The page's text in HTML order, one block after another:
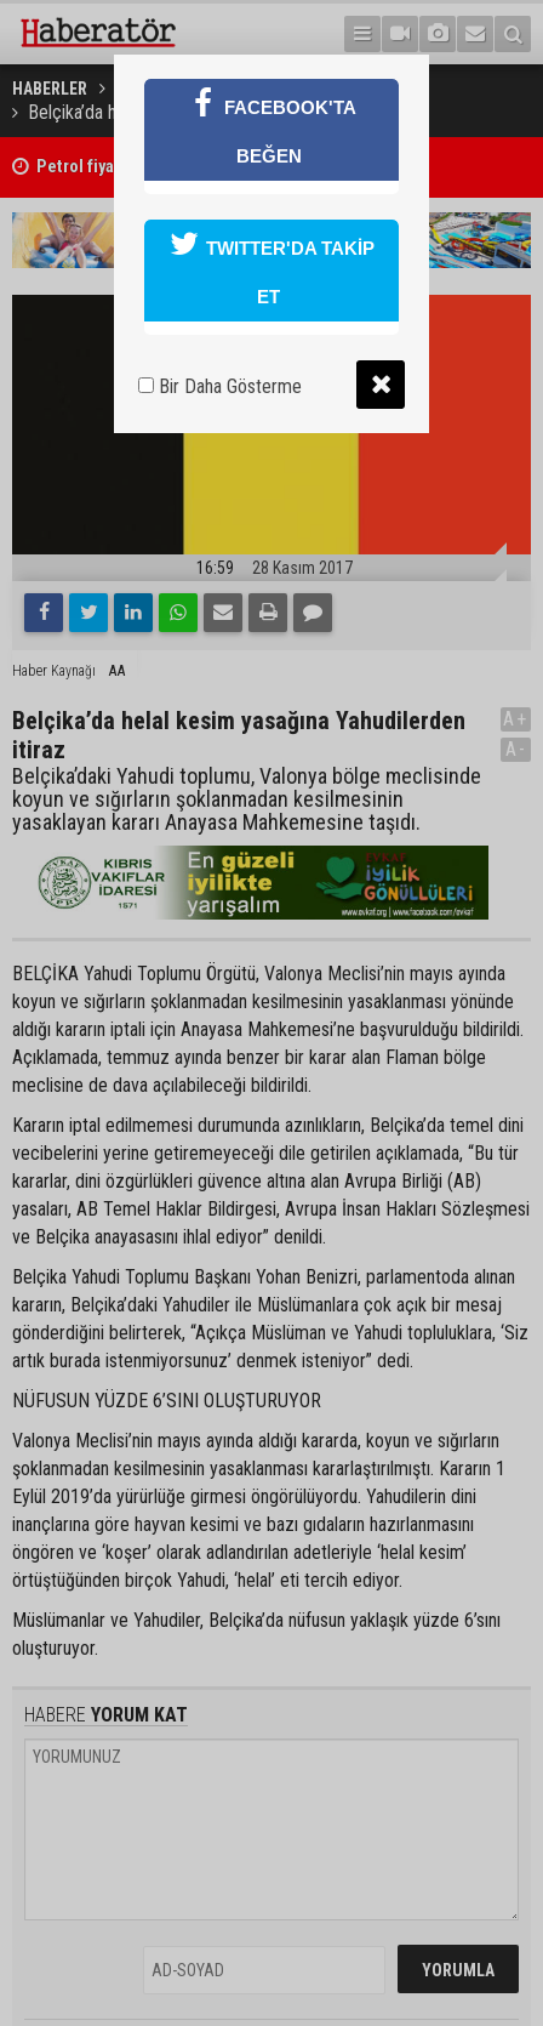
HABERLER DÜNYA
Belçika’da helal kesim yasağına Yahudilerden itiraz
Petrol fiyatları yüseldi
16:59 28 Kasım 2017
Haber Kaynağı AA
Belçika’da helal kesim yasağına Yahudilerden
itiraz
Belçika’daki Yahudi toplumu, Valonya bölge meclisinde
koyun ve sığırların şoklanmadan kesilmesinin
yasaklayan kararı Anayasa Mahkemesine taşıdı.
A+
A-
BELÇİKA Yahudi Toplumu Örgütü, Valonya Meclisi’nin mayıs ayında
koyun ve sığırların şoklanmadan kesilmesinin yasaklanması yönünde
aldığı kararın iptali için Anayasa Mahkemesi’ne başvurulduğu bildirildi.
Açıklamada, temmuz ayında benzer bir karar alan Flaman bölge
meclisine de dava açılabileceği bildirildi.
Kararın iptal edilmemesi durumunda azınlıkların, Belçika’da temel dini
vecibelerini yerine getiremeyeceği dile getirilen açıklamada, “Bu tür
kararlar, dini özgürlükleri güvence altına alan Avrupa Birliği (AB)
yasaları, AB Temel Haklar Bildirgesi, Avrupa İnsan Hakları Sözleşmesi
ve Belçika anayasasını ihlal ediyor” denildi.
Belçika Yahudi Toplumu Başkanı Yohan Benizri, parlamentoda alınan
kararın, Belçika’daki Yahudiler ile Müslümanlara çok açık bir mesaj
gönderdiğini belirterek, “Açıkça Müslüman ve Yahudi topluluklara, ‘Siz
artık burada istenmiyorsunuz’ denmek isteniyor” dedi.
NÜFUSUN YÜZDE 6’SINI OLUŞTURUYOR
Valonya Meclisi’nin mayıs ayında aldığı kararda, koyun ve sığırların
şoklanmadan kesilmesinin yasaklanması kararlaştırılmıştı. Kararın 1
Eylül 2019’da yürürlüğe girmesi öngörülüyordu. Yahudilerin dini
inançlarına göre hayvan kesimi ve bazı gıdaların hazırlanmasını
öngören ve ‘koşer’ olarak adlandırılan adetleriyle ‘helal kesim’
örtüştüğünden birçok Yahudi, ‘helal’ eti tercih ediyor.
Müslümanlar ve Yahudiler, Belçika’da nüfusun yaklaşık yüzde 6’sını
oluşturuyor.
HABERE YORUM KAT
FACEBOOK'TA
BEĞEN
TWITTER'DA TAKİP
ET
Bir Daha Gösterme